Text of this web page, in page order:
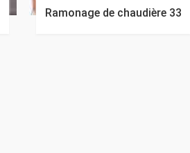
Ramonage de chaudière 33